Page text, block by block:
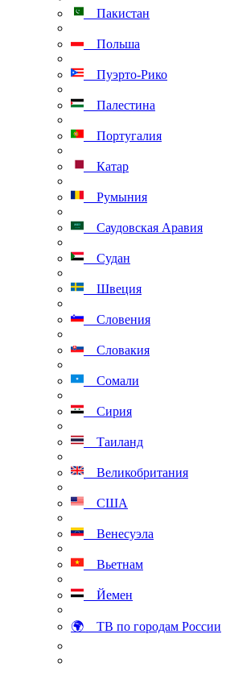
Пакистан
Польша
Пуэрто-Рико
Палестина
Португалия
Катар
Румыния
Саудовская Аравия
Судан
Швеция
Словения
Словакия
Сомали
Сирия
Таиланд
Великобритания
США
Венесуэла
Вьетнам
Йемен
🌍 ТВ по городам России